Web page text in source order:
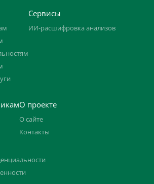
Сервисы
ИИ-расшифровка анализов
О проекте
О сайте
Контакты